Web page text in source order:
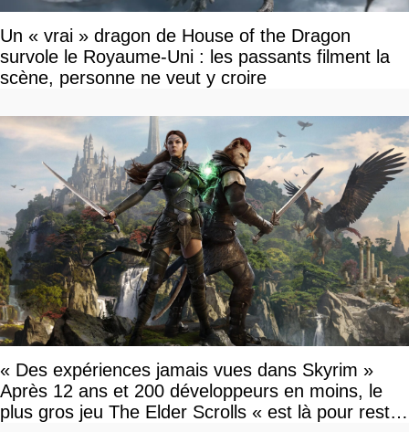
Un « vrai » dragon de House of the Dragon
survole le Royaume-Uni : les passants filment la
scène, personne ne veut y croire
« Des expériences jamais vues dans Skyrim »
Après 12 ans et 200 développeurs en moins, le
plus gros jeu The Elder Scrolls « est là pour rester